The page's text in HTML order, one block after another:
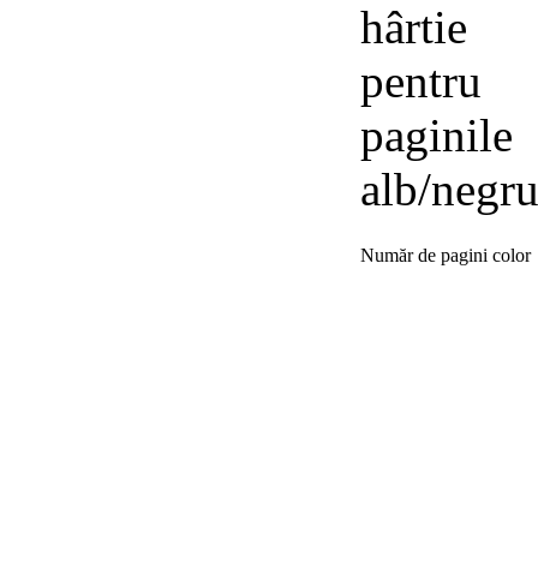
hârtie
pentru
paginile
alb/negru
Număr de pagini color